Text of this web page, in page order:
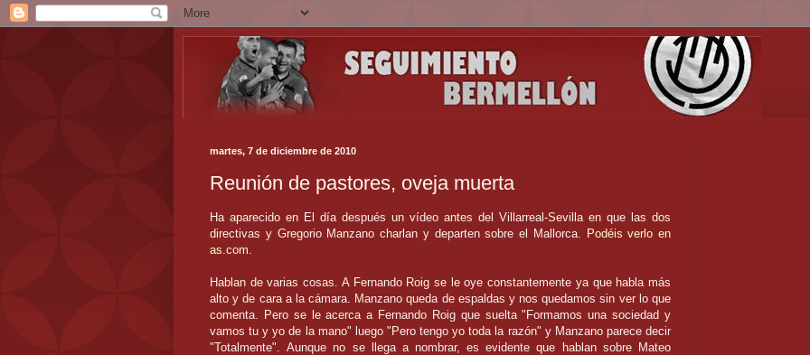
martes, 7 de diciembre de 2010
Reunión de pastores, oveja muerta
Ha aparecido en El día después un vídeo antes del Villarreal-Sevilla en que las dos
directivas y Gregorio Manzano charlan y departen sobre el Mallorca. Podéis verlo en
as.com.
Hablan de varias cosas. A Fernando Roig se le oye constantemente ya que habla más
alto y de cara a la cámara. Manzano queda de espaldas y nos quedamos sin ver lo que
comenta. Pero se le acerca a Fernando Roig que suelta "Formamos una sociedad y
vamos tu y yo de la mano" luego "Pero tengo yo toda la razón" y Manzano parece decir
"Totalmente". Aunque no se llega a nombrar, es evidente que hablan sobre Mateo